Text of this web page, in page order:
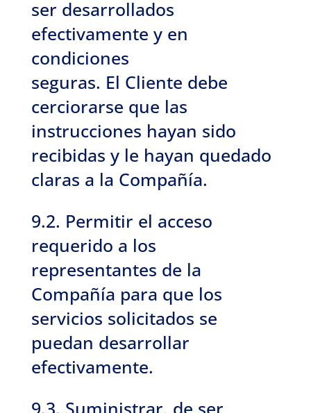
ser desarrollados
efectivamente y en
condiciones
seguras. El Cliente debe
cerciorarse que las
instrucciones hayan sido
recibidas y le hayan quedado
claras a la Compañía.
9.2. Permitir el acceso
requerido a los
representantes de la
Compañía para que los
servicios solicitados se
puedan desarrollar
efectivamente.
9.3. Suministrar, de ser